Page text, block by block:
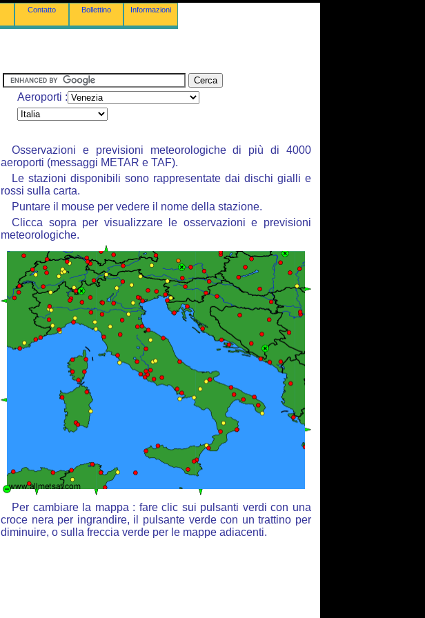
Contatto Bollettino Informazioni
Aeroporti :
Osservazioni e previsioni meteorologiche di più di 4000
aeroporti (messaggi METAR e TAF).
Le stazioni disponibili sono rappresentate dai dischi gialli e
rossi sulla carta.
Puntare il mouse per vedere il nome della stazione.
Clicca sopra per visualizzare le osservazioni e previsioni
meteorologiche.
Per cambiare la mappa : fare clic sui pulsanti verdi con una
croce nera per ingrandire, il pulsante verde con un trattino per
diminuire, o sulla freccia verde per le mappe adiacenti.